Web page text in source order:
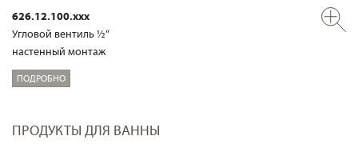
626.12.100.xxx
Угловой вентиль ½“
настенный монтаж
ПОДРОБНО
ПРОДУКТЫ ДЛЯ ВАННЫ